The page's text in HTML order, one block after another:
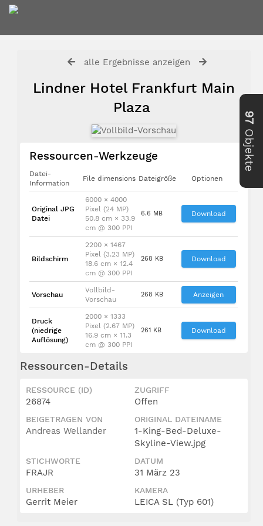
alle Ergebnisse anzeigen
Lindner Hotel Frankfurt Main
Plaza
Ressourcen-Werkzeuge
Datei-
Information
File dimensions Dateigröße Optionen
Original JPG
Datei
6000 × 4000
Pixel (24 MP)
50.8 cm × 33.9
cm @ 300 PPI
6.6 MB Download
Bildschirm
2200 × 1467
Pixel (3.23 MP)
18.6 cm × 12.4
cm @ 300 PPI
268 KB Download
Vorschau
Vollbild-
Vorschau
268 KB Anzeigen
Druck
(niedrige
Auflösung)
2000 × 1333
Pixel (2.67 MP)
16.9 cm × 11.3
cm @ 300 PPI
261 KB Download
Ressourcen-Details
RESSOURCE (ID)
26874
ZUGRIFF
Offen
BEIGETRAGEN VON
Andreas Wellander
ORIGINAL DATEINAME
1-King-Bed-Deluxe-
Skyline-View.jpg
STICHWORTE
FRAJR
DATUM
31 März 23
URHEBER
Gerrit Meier
KAMERA
LEICA SL (Typ 601)
97
Objekte